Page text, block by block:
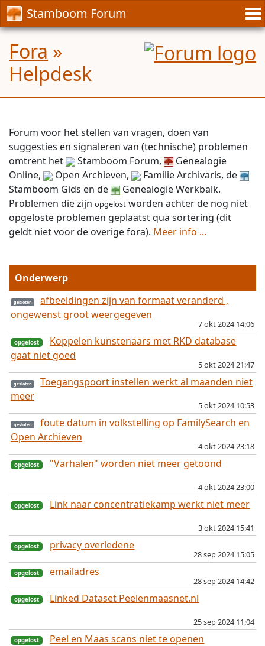
Stamboom Forum
Fora »
Helpdesk
Forum voor het stellen van vragen, doen van
suggesties en signaleren van (technische) problemen
omtrent het
Stamboom Forum,
Genealogie
Online,
Open Archieven,
Familie Archivaris, de
Stamboom Gids en de
Genealogie Werkbalk.
Problemen die zijn
worden achter de nog niet
opgeloste problemen geplaatst qua sortering (dit
geldt niet voor de overige fora). Meer info ...
Onderwerp
gesloten
afbeeldingen zijn van formaat veranderd ,
ongewenst groot weergegeven
7 okt 2024 14:06
opgelost
Koppelen kunstenaars met RKD database
gaat niet goed
5 okt 2024 21:47
gesloten
Toegangspoort instellen werkt al maanden niet
meer
5 okt 2024 10:53
foute datum in volkstelling op FamilySearch en
Open Archieven
4 okt 2024 23:18
"Varhalen" worden niet meer getoond
4 okt 2024 23:00
opgelost
Link naar concentratiekamp werkt niet meer
3 okt 2024 15:41
privacy overledene
28 sep 2024 15:05
emailadres
28 sep 2024 14:42
Linked Dataset Peelenmaasnet.nl
25 sep 2024 11:04
Peel en Maas scans niet te openen